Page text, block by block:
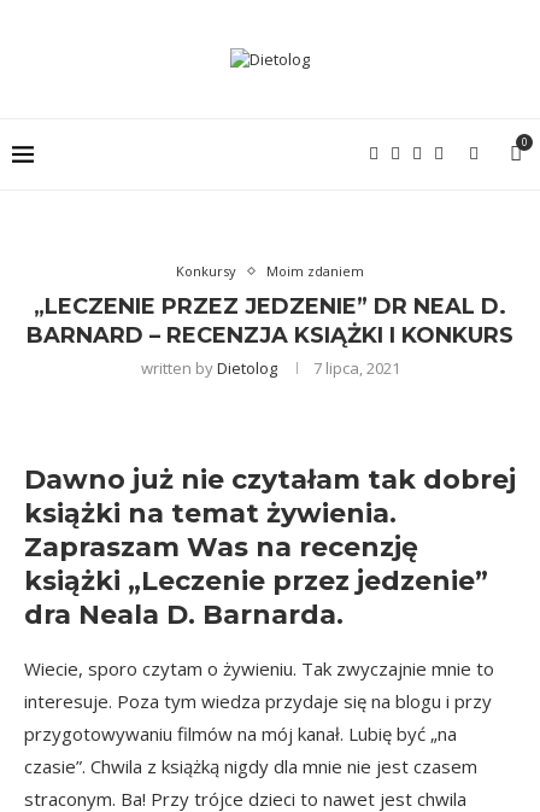
0
Konkursy Moim zdaniem
„LECZENIE PRZEZ JEDZENIE” DR NEAL D.
BARNARD – RECENZJA KSIĄŻKI I KONKURS
written byDietolog 7 lipca, 2021
Dawno już nie czytałam tak dobrej
książki na temat żywienia.
Zapraszam Was na recenzję
książki „Leczenie przez jedzenie”
dra Neala D. Barnarda.
Wiecie, sporo czytam o żywieniu. Tak zwyczajnie mnie to
interesuje. Poza tym wiedza przydaje się na blogu i przy
przygotowywaniu filmów na mój kanał. Lubię być „na
czasie”. Chwila z książką nigdy dla mnie nie jest czasem
straconym. Ba! Przy trójce dzieci to nawet jest chwila